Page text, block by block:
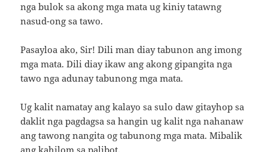
nga bulok sa akong mga mata ug kiniy tatawng
nasud-ong sa tawo.
Pasayloa ako, Sir! Dili man diay tabunon ang imong
mga mata. Dili diay ikaw ang akong gipangita nga
tawo nga adunay tabunong mga mata.
Ug kalit namatay ang kalayo sa sulo daw gitayhop sa
daklit nga pagdagsa sa hangin ug kalit nga nahanaw
ang tawong nangita og tabunong mga mata. Mibalik